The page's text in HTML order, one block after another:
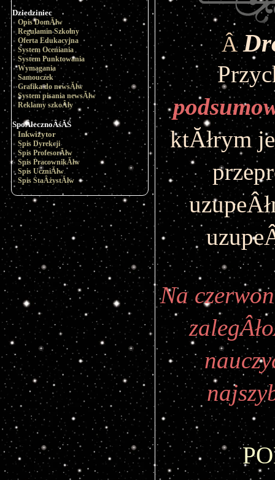
Dziedziniec
Opis DomĂłw
Regulamin Szkolny
Oferta Edukacyjna
System Oceniania
System Punktowania
Wymagania
Samouczek
Grafika do newsĂłw
System pisania newsĂłw
Reklamy szkoÂły
SpoÂłecznoÂśĂŚ
Inkwizytor
Spis Dyrekcji
Spis ProfesorĂłw
Spis PracownikĂłw
Spis UczniĂłw
Spis StaÂżystĂłw
Â
ktĂłrym
Na